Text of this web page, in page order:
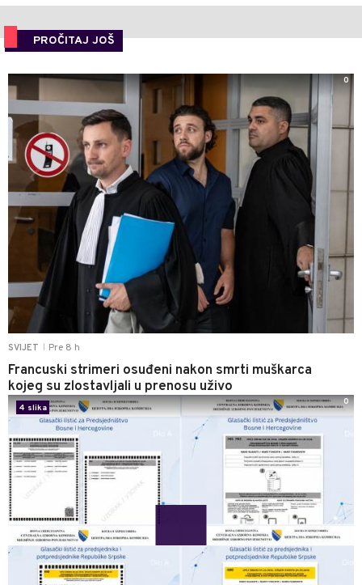
PROČITAJ JOŠ
SVIJET Pre 8 h
Francuski strimeri osuđeni nakon smrti muškarca
kojeg su zlostavljali u prenosu uživo
0
4 slika
0